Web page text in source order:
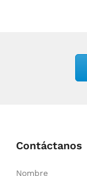
Contáctanos
Nombre